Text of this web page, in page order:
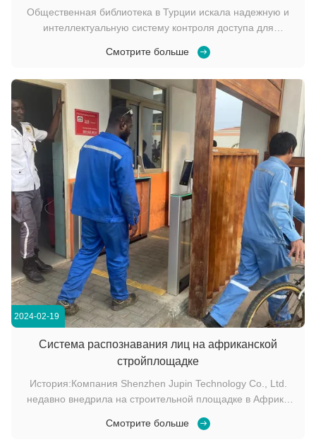
решений контроля доступа
Общественная библиотека в Турции искала надежную и
интеллектуальную систему контроля доступа для
одновременном обеспечении высокой
поддерживающая несколько методов аутентификации,
обеспечивая быструю и точную идентификаци...
Смотрите больше
2024-02-19
Система распознавания лиц на африканской
стройплощадке
История:Компания Shenzhen Jupin Technology Co., Ltd.
недавно внедрила на строительной площадке в Африке
упростило процесс мониторинга посещаемости
Смотрите больше